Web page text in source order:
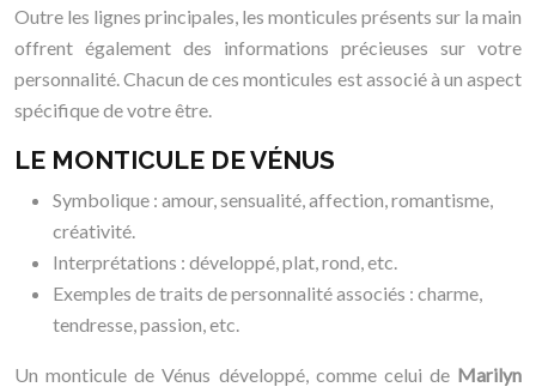
Outre les lignes principales, les monticules présents sur la main
offrent également des informations précieuses sur votre
personnalité. Chacun de ces monticules est associé à un aspect
spécifique de votre être.
LE MONTICULE DE VÉNUS
Symbolique : amour, sensualité, affection, romantisme,
créativité.
Interprétations : développé, plat, rond, etc.
Exemples de traits de personnalité associés : charme,
tendresse, passion, etc.
Un monticule de Vénus développé, comme celui de Marilyn